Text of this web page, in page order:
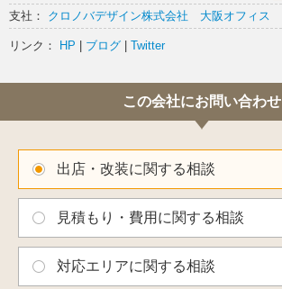
仕上がりました。
支社： クロノバデザイン株式会社 大阪オフィス
リンク： HP | ブログ | Twitter
この会社にお問い合わせ
出店・改装に関する相談
見積もり・費用に関する相談
対応エリアに関する相談